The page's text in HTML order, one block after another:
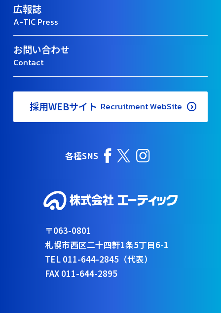
広報誌
A-TIC Press
お問い合わせ
Contact
採用WEBサイト Recruitment WebSite
各種SNS
〒063-0801
札幌市西区二十四軒1条5丁目6-1
TEL 011-644-2845（代表）
FAX 011-644-2895